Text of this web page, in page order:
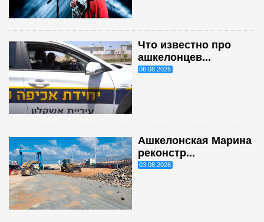
Что известно про
ашкелонцев...
06.08.2026
Ашкелонская Марина
реконстр...
03.08.2026